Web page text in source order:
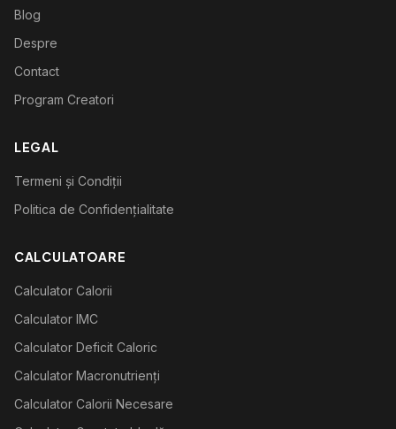
Blog
Despre
Contact
Program Creatori
LEGAL
Termeni și Condiții
Politica de Confidențialitate
CALCULATOARE
Calculator Calorii
Calculator IMC
Calculator Deficit Caloric
Calculator Macronutrienți
Calculator Calorii Necesare